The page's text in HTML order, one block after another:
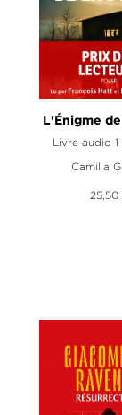
L'Énigme
Livre audio 1
Camilla
25,50